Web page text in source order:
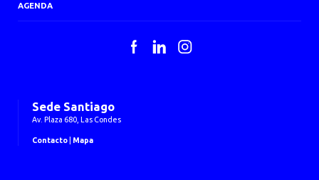
AGENDA
FacebookLinkedInInstagram
Sede Santiago
Av. Plaza 680, Las Condes
Contacto Mapa